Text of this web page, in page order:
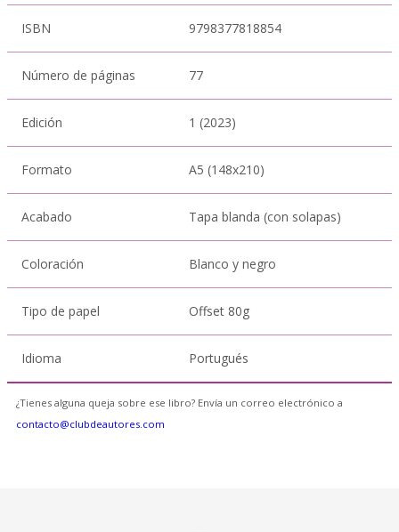
ISBN 9798377818854
Número de páginas 77
Edición 1 (2023)
Formato A5 (148x210)
Acabado Tapa blanda (con solapas)
Coloración Blanco y negro
Tipo de papel Offset 80g
Idioma Portugués
¿Tienes alguna queja sobre ese libro? Envía un correo electrónico a
contacto@clubdeautores.com